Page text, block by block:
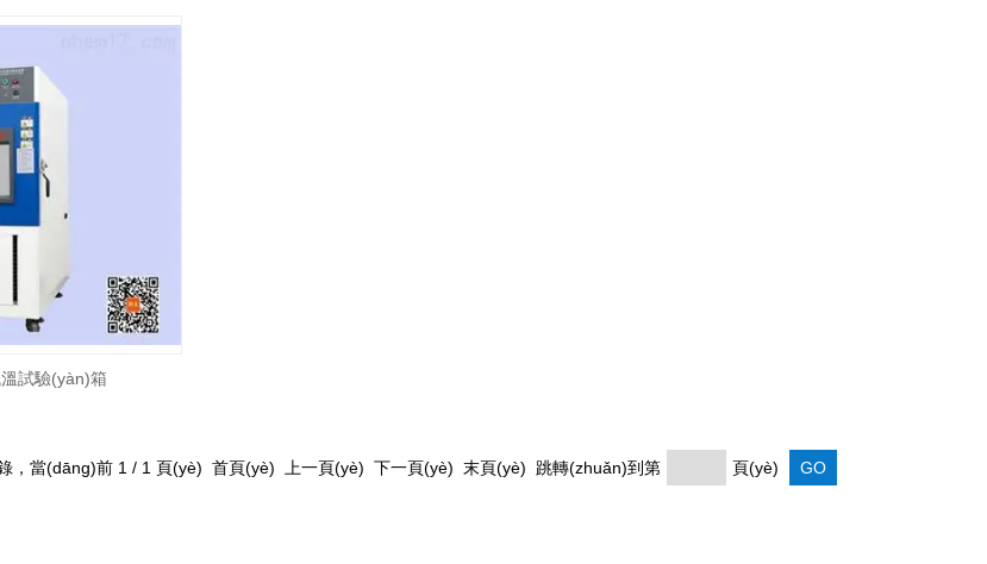
試驗(yàn)箱
，當(dāng)前 1 / 1 頁(yè) 首頁(yè) 上一頁(yè) 下一頁(yè) 末頁(yè) 跳轉(zhuǎn)到第 頁(yè)